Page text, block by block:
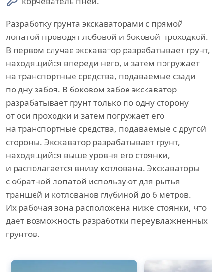
Разработку грунта экскаваторами с прямой
лопатой проводят лобовой и боковой проходкой.
В первом случае экскаватор разрабатывает грунт,
находящийся впереди него, и затем погружает
на транспортные средства, подаваемые сзади
по дну забоя. В боковом забое экскаватор
разрабатывает грунт только по одну сторону
от оси проходки и затем погружает его
на транспортные средства, подаваемые с другой
стороны. Экскаватор разрабатывает грунт,
находящийся выше уровня его стоянки,
и располагается внизу котлована. Экскаваторы
с обратной лопатой используют для рытья
траншей и котлованов глубиной до 6 метров.
Их рабочая зона расположена ниже стоянки, что
дает возможность разработки переувлажненных
грунтов.